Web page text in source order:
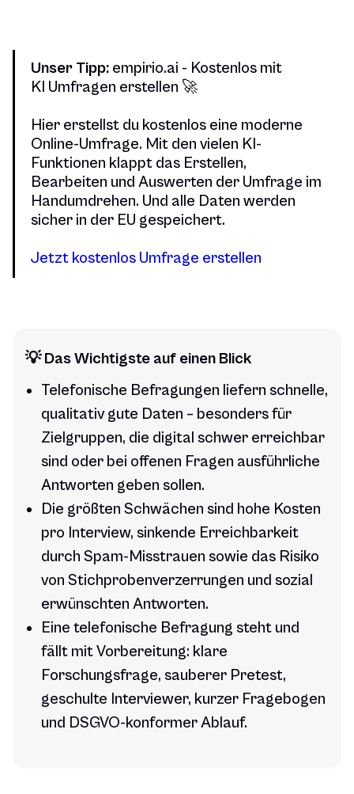
Unser Tipp: empirio.ai - Kostenlos mit
KI Umfragen erstellen 🚀
Hier erstellst du kostenlos eine moderne
Online-Umfrage. Mit den vielen KI-
Funktionen klappt das Erstellen,
Bearbeiten und Auswerten der Umfrage im
Handumdrehen. Und alle Daten werden
sicher in der EU gespeichert.
Jetzt kostenlos Umfrage erstellen
💡 Das Wichtigste auf einen Blick
Telefonische Befragungen liefern schnelle,
qualitativ gute Daten – besonders für
Zielgruppen, die digital schwer erreichbar
sind oder bei offenen Fragen ausführliche
Antworten geben sollen.
Die größten Schwächen sind hohe Kosten
pro Interview, sinkende Erreichbarkeit
durch Spam-Misstrauen sowie das Risiko
von Stichprobenverzerrungen und sozial
erwünschten Antworten.
Eine telefonische Befragung steht und
fällt mit Vorbereitung: klare
Forschungsfrage, sauberer Pretest,
geschulte Interviewer, kurzer Fragebogen
und DSGVO-konformer Ablauf.